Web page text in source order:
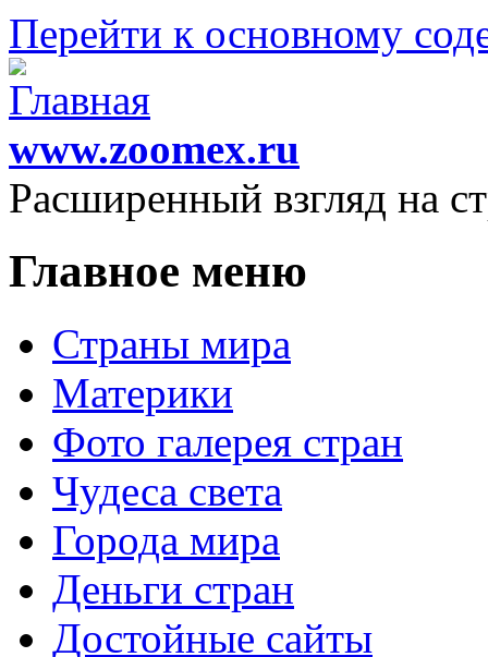
Перейти к основному
www.zoomex.ru
Расширенный взгляд на
Главное меню
Страны мира
Материки
Фото галерея стран
Чудеса света
Города мира
Деньги стран
Достойные сайты